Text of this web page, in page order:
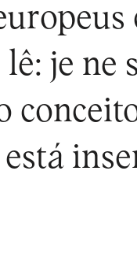
je ne